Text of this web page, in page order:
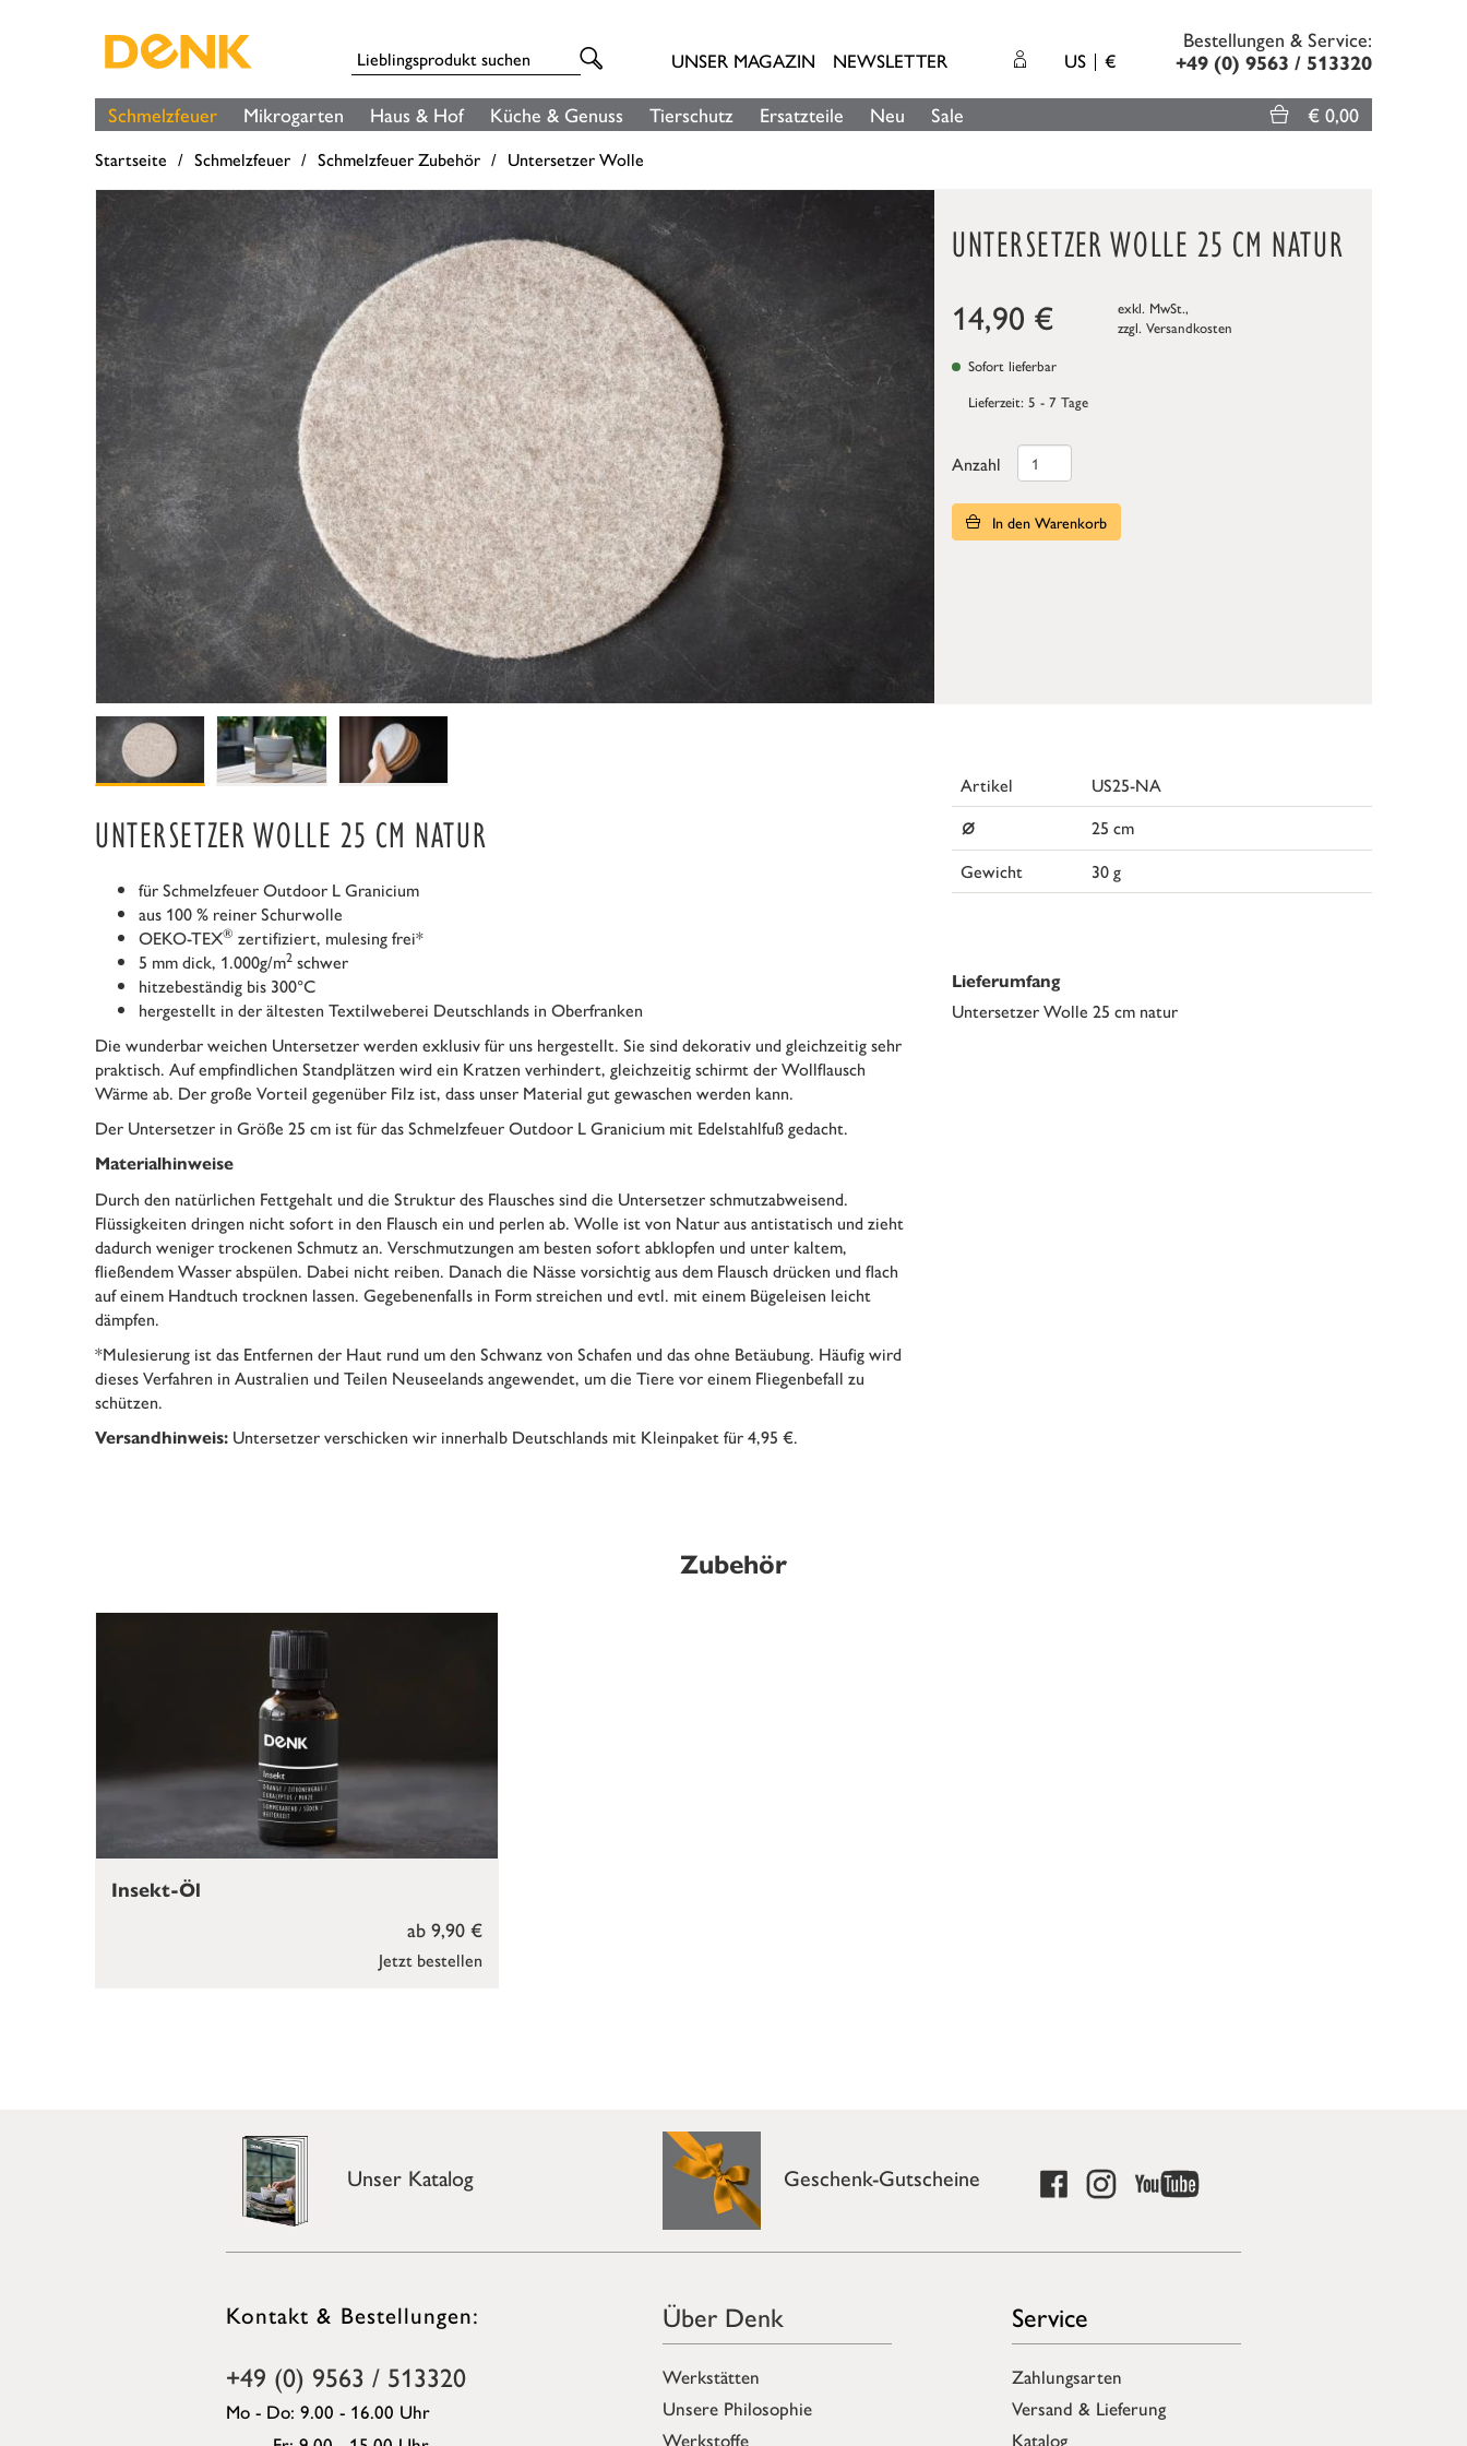
UNSER MAGAZIN NEWSLETTER US €
Bestellungen & Service:
+49 (0) 9563 / 513320
Schmelzfeuer Mikrogarten Haus & Hof Küche & Genuss Tierschutz Ersatzteile Neu Sale € 0,00
Startseite Schmelzfeuer Schmelzfeuer Zubehör Untersetzer Wolle
UNTERSETZER WOLLE 25 CM NATUR
14,90 €
exkl. MwSt.,
zzgl. Versandkosten
Sofort lieferbar
Lieferzeit: 5 - 7 Tage
Anzahl
In den Warenkorb
UNTERSETZER WOLLE 25 CM NATUR
für Schmelzfeuer Outdoor L Granicium
aus 100 % reiner Schurwolle
OEKO-TEX® zertifiziert, mulesing frei*
5 mm dick, 1.000g/m2 schwer
hitzebeständig bis 300°C
hergestellt in der ältesten Textilweberei Deutschlands in Oberfranken
Die wunderbar weichen Untersetzer werden exklusiv für uns hergestellt. Sie sind dekorativ und gleichzeitig sehr
praktisch. Auf empfindlichen Standplätzen wird ein Kratzen verhindert, gleichzeitig schirmt der Wollflausch
Wärme ab. Der große Vorteil gegenüber Filz ist, dass unser Material gut gewaschen werden kann.
Der Untersetzer in Größe 25 cm ist für das Schmelzfeuer Outdoor L Granicium mit Edelstahlfuß gedacht.
Materialhinweise
Durch den natürlichen Fettgehalt und die Struktur des Flausches sind die Untersetzer schmutzabweisend.
Flüssigkeiten dringen nicht sofort in den Flausch ein und perlen ab. Wolle ist von Natur aus antistatisch und zieht
dadurch weniger trockenen Schmutz an. Verschmutzungen am besten sofort abklopfen und unter kaltem,
fließendem Wasser abspülen. Dabei nicht reiben. Danach die Nässe vorsichtig aus dem Flausch drücken und flach
auf einem Handtuch trocknen lassen. Gegebenenfalls in Form streichen und evtl. mit einem Bügeleisen leicht
dämpfen.
*Mulesierung ist das Entfernen der Haut rund um den Schwanz von Schafen und das ohne Betäubung. Häufig wird
dieses Verfahren in Australien und Teilen Neuseelands angewendet, um die Tiere vor einem Fliegenbefall zu
schützen.
Versandhinweis: Untersetzer verschicken wir innerhalb Deutschlands mit Kleinpaket für 4,95 €.
Artikel US25-NA
⌀
25 cm
Gewicht
30 g
Lieferumfang
Untersetzer Wolle 25 cm natur
Zubehör
Jetzt bestellen
ab 9,90 €
Insekt-Öl
Unser Katalog Geschenk-Gutscheine
Kontakt & Bestellungen:
+49 (0) 9563 / 513320
Mo - Do: 9.00 - 16.00 Uhr
Über Denk
Werkstätten
Unsere Philosophie
Werkstoffe
Service
Zahlungsarten
Versand & Lieferung
Katalog